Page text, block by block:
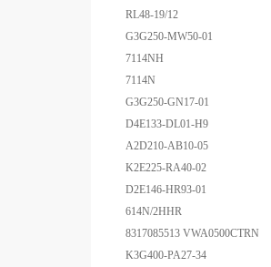
RL48-19/12
G3G250-MW50-01
7114NH
7114N
G3G250-GN17-01
D4E133-DL01-H9
A2D210-AB10-05
K2E225-RA40-02
D2E146-HR93-01
614N/2HHR
8317085513 VWA0500CTRN
K3G400-PA27-34